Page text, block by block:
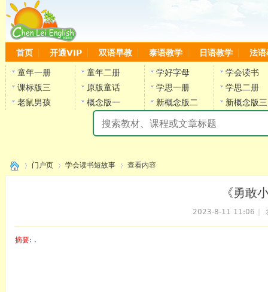
首页 开通VIP 双语早教 泰语教学 日语教学 法语
童年一册 童年二册 学好字母
学会读书
课标版三
原版童话 学思一册
学思二册
老鼠男孩
概念版一 新概念版二 新概念版三
门户页 学会读书短故事 查看内容
《勇敢
2023-8-11 11:06
摘要: .